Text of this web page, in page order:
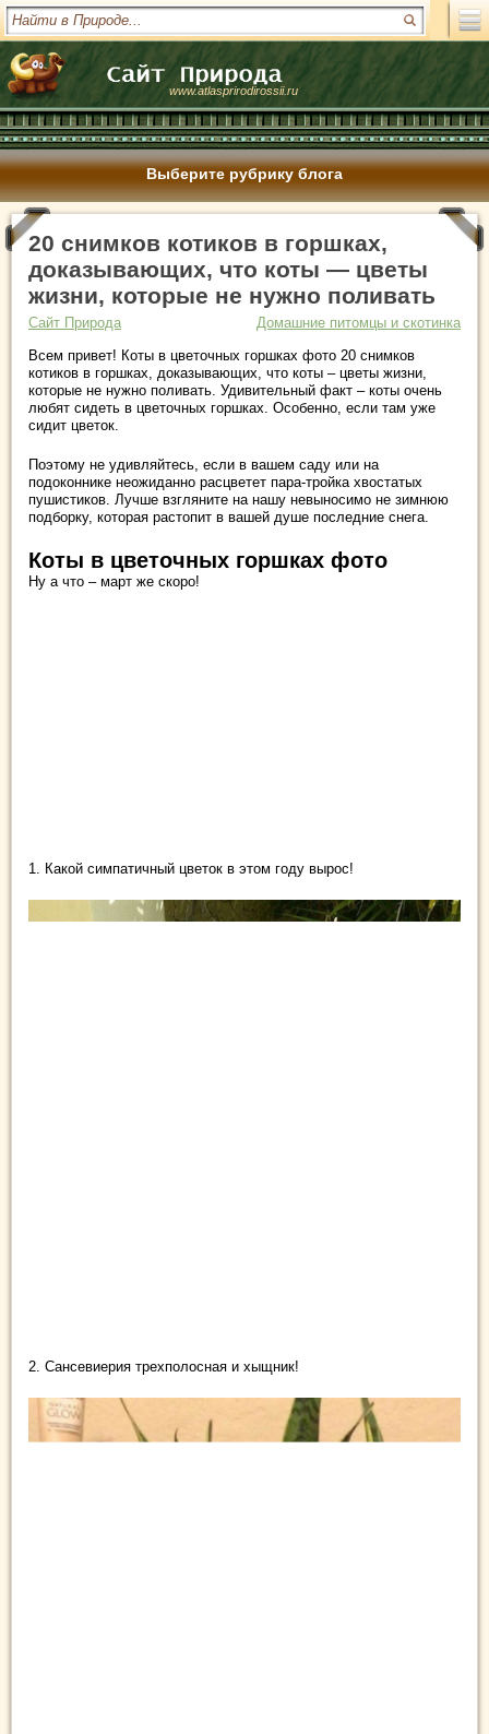
www.atlasprirodirossii.ru
Выберите рубрику блога
20 снимков котиков в горшках,
доказывающих, что коты — цветы
жизни, которые не нужно поливать
Сайт Природа
Домашние питомцы и скотинка
Всем привет! Коты в цветочных горшках фото 20 снимков
котиков в горшках, доказывающих, что коты – цветы жизни,
которые не нужно поливать. Удивительный факт – коты очень
любят сидеть в цветочных горшках. Особенно, если там уже
сидит цветок.
Поэтому не удивляйтесь, если в вашем саду или на
подоконнике неожиданно расцветет пара-тройка хвостатых
пушистиков. Лучше взгляните на нашу невыносимо не зимнюю
подборку, которая растопит в вашей душе последние снега.
Коты в цветочных горшках фото
Ну а что – март же скоро!
1. Какой симпатичный цветок в этом году вырос!
2. Сансевиерия трехполосная и хыщник!